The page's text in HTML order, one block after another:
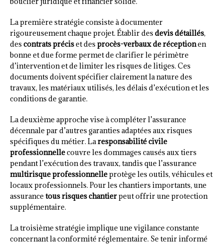
La première stratégie consiste à documenter
rigoureusement chaque projet. Établir des devis détaillés,
des contrats préciset des procès-verbaux de réceptionen
bonne et due forme permet de clarifier le périmètre
d’intervention et de limiter les risques de litiges. Ces
documents doivent spécifier clairement la nature des
travaux, les matériaux utilisés, les délais d’exécution et les
conditions de garantie.
La deuxième approche vise à compléter l’assurance
décennale par d’autres garanties adaptées aux risques
spécifiques du métier. Laresponsabilité civile
professionnellecouvre les dommages causés aux tiers
pendant l’exécution des travaux, tandis que l’assurance
multirisque professionnelleprotège les outils, véhicules et
locaux professionnels. Pour les chantiers importants, une
assurance tous risques chantierpeut offrir une protection
supplémentaire.
La troisième stratégie implique une vigilance constante
concernant la conformité réglementaire. Se tenir informé